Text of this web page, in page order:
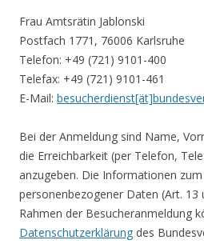
Frau Amtsrätin Jablonski
Postfach 1771, 76006 Karlsruhe
Telefon: +49 (721) 9101-400
Telefax: +49 (721) 9101-461
E-Mail:
Bei der Anmeldung sind Name,
die Erreichbarkeit (per Telefon,
anzugeben. Die Informationen
personenbezogener Daten (Art. 13
Rahmen der Besucheranmeldung
Datenschutzerklärung des